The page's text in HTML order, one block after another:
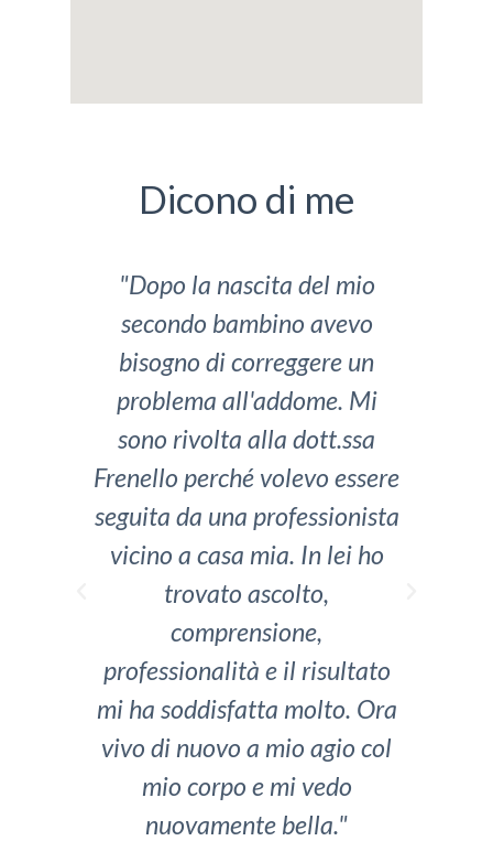
Dicono di me
"Dopo la nascita del mio
secondo bambino avevo
bisogno di correggere un
problema all'addome. Mi
sono rivolta alla dott.ssa
Frenello perché volevo essere
seguita da una professionista
vicino a casa mia. In lei ho
trovato ascolto,
comprensione,
professionalità e il risultato
mi ha soddisfatta molto. Ora
vivo di nuovo a mio agio col
mio corpo e mi vedo
nuovamente bella."